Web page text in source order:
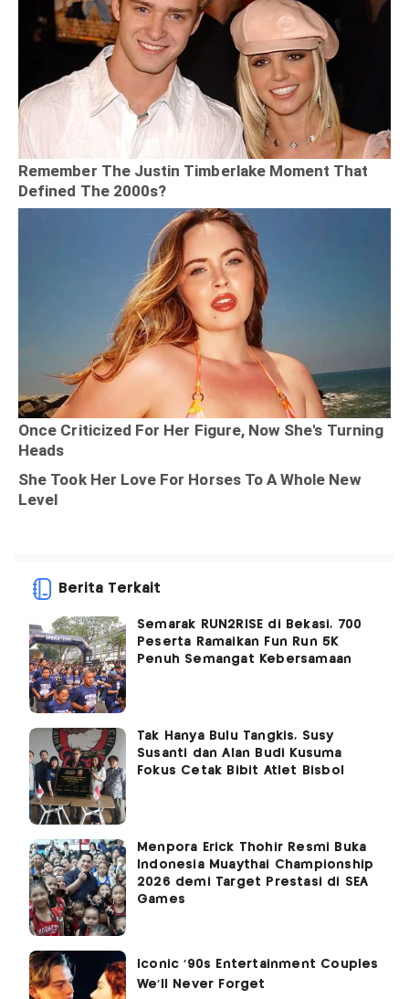
Berita Terkait
Semarak RUN2RISE di Bekasi, 700
Peserta Ramaikan Fun Run 5K
Penuh Semangat Kebersamaan
Tak Hanya Bulu Tangkis, Susy
Susanti dan Alan Budi Kusuma
Fokus Cetak Bibit Atlet Bisbol
Menpora Erick Thohir Resmi Buka
Indonesia Muaythai Championship
2026 demi Target Prestasi di SEA
Games